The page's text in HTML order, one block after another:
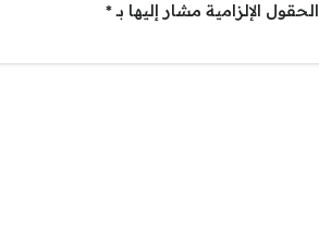
الحقول الإلزامية مشار إليها بـ*